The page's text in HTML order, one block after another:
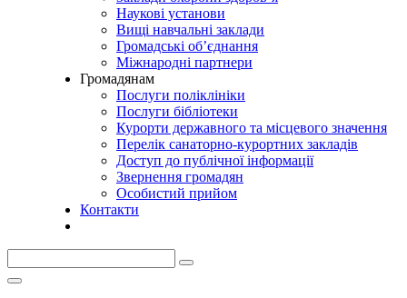
Наукові установи
Вищі навчальні заклади
Громадські об’єднання
Міжнародні партнери
Громадянам
Послуги поліклініки
Послуги бібліотеки
Курорти державного та місцевого значення
Перелік санаторно-курортних закладів
Доступ до публічної інформації
Звернення громадян
Особистий прийом
Контакти